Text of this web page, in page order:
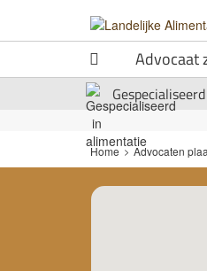
Advocaat
Home > Advocaten